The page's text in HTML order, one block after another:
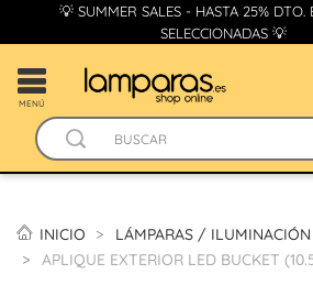
💡 SUMMER SALES - HASTA 25% DTO.
SELECCIONADAS 💡
MENÚ
INICIO LÁMPARAS / ILUMINACIÓN
APLIQUE EXTERIOR LED BUCKET